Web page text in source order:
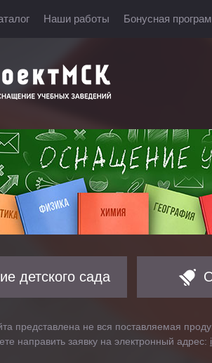
Наши работы Бонусная
детского сада
представлена не вся поставляемая
направить заявку на электронный адрес: